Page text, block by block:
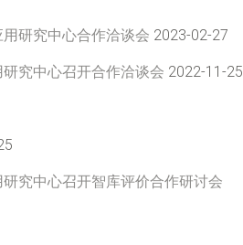
研究中心合作洽谈会 2023-02-27
究中心召开合作洽谈会 2022-11-25
究中心召开智库评价合作研讨会